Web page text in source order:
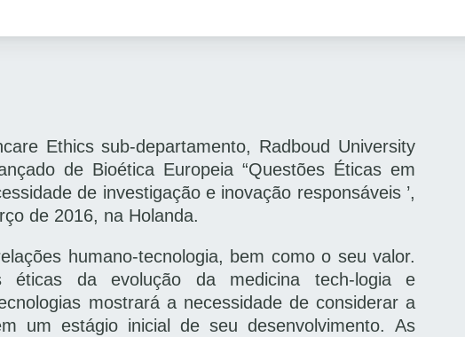
Ethics sub-departamento, Radboud University
de Bioética Europeia “Questões Éticas em
de investigação e inovação responsáveis ​​’,
de 2016, na Holanda.
humano-tecnologia, bem como o seu valor.
da evolução da medicina tech-logia e
mostrará a necessidade de considerar a
um estágio inicial de seu desenvolvimento. As